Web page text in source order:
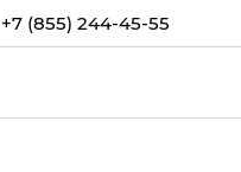
+7 (855) 244-45-55